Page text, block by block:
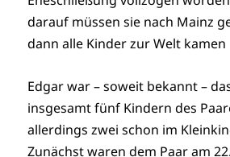
darauf müssen sie nach Mainz
dann alle Kinder zur Welt kamen
Edgar war – soweit bekannt –
insgesamt fünf Kindern des
allerdings zwei schon im
Zunächst waren dem Paar am